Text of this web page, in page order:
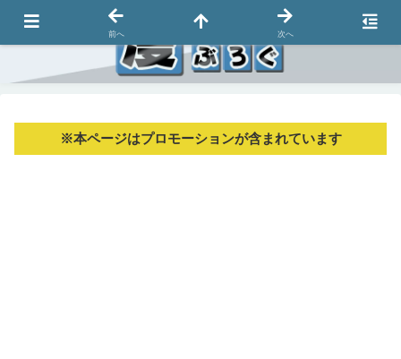
※本ページはプロモーションが含まれています
前へ 次へ